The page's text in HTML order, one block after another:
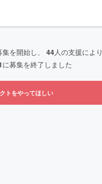
集を開始し、 44人の支援により
に募集を終了しました
トをやってほしい